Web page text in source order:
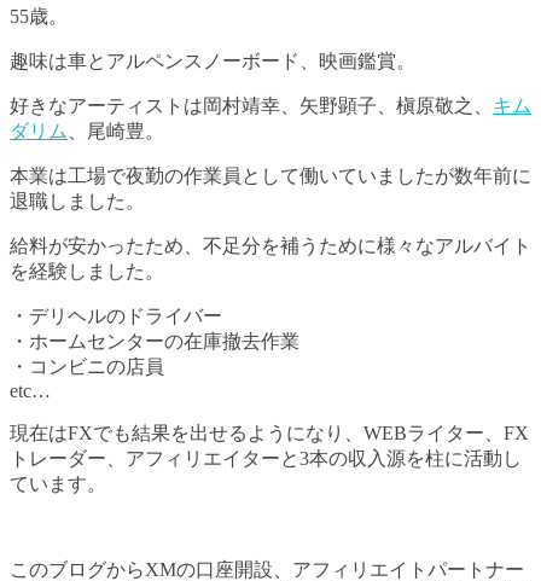
55歳。
趣味は車とアルペンスノーボード、映画鑑賞。
好きなアーティストは岡村靖幸、矢野顕子、槇原敬之、 キム
ダリム
、尾崎豊。
本業は工場で夜勤の作業員として働いていましたが数年前に
退職しました。
給料が安かったため、不足分を補うために様々なアルバイト
を経験しました。
・デリヘルのドライバー
・ホームセンターの在庫撤去作業
・コンビニの店員
etc…
現在はFXでも結果を出せるようになり、WEBライター、FX
トレーダー、アフィリエイターと3本の収入源を柱に活動し
ています。
このブログからXMの口座開設、アフィリエイトパートナー